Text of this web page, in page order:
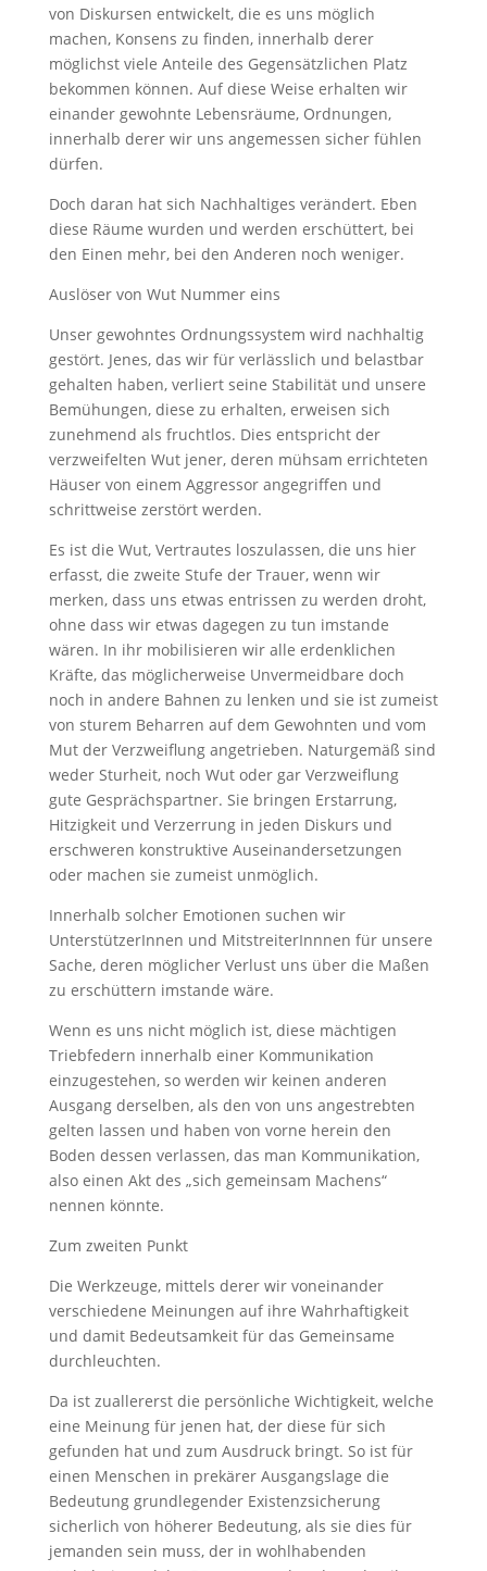
von Diskursen entwickelt, die es uns möglich
machen, Konsens zu finden, innerhalb derer
möglichst viele Anteile des Gegensätzlichen Platz
bekommen können. Auf diese Weise erhalten wir
einander gewohnte Lebensräume, Ordnungen,
innerhalb derer wir uns angemessen sicher fühlen
dürfen.
Doch daran hat sich Nachhaltiges verändert. Eben
diese Räume wurden und werden erschüttert, bei
den Einen mehr, bei den Anderen noch weniger.
Auslöser von Wut Nummer eins
Unser gewohntes Ordnungssystem wird nachhaltig
gestört. Jenes, das wir für verlässlich und belastbar
gehalten haben, verliert seine Stabilität und unsere
Bemühungen, diese zu erhalten, erweisen sich
zunehmend als fruchtlos. Dies entspricht der
verzweifelten Wut jener, deren mühsam errichteten
Häuser von einem Aggressor angegriffen und
schrittweise zerstört werden.
Es ist die Wut, Vertrautes loszulassen, die uns hier
erfasst, die zweite Stufe der Trauer, wenn wir
merken, dass uns etwas entrissen zu werden droht,
ohne dass wir etwas dagegen zu tun imstande
wären. In ihr mobilisieren wir alle erdenklichen
Kräfte, das möglicherweise Unvermeidbare doch
noch in andere Bahnen zu lenken und sie ist zumeist
von sturem Beharren auf dem Gewohnten und vom
Mut der Verzweiflung angetrieben. Naturgemäß sind
weder Sturheit, noch Wut oder gar Verzweiflung
gute Gesprächspartner. Sie bringen Erstarrung,
Hitzigkeit und Verzerrung in jeden Diskurs und
erschweren konstruktive Auseinandersetzungen
oder machen sie zumeist unmöglich.
Innerhalb solcher Emotionen suchen wir
UnterstützerInnen und MitstreiterInnnen für unsere
Sache, deren möglicher Verlust uns über die Maßen
zu erschüttern imstande wäre.
Wenn es uns nicht möglich ist, diese mächtigen
Triebfedern innerhalb einer Kommunikation
einzugestehen, so werden wir keinen anderen
Ausgang derselben, als den von uns angestrebten
gelten lassen und haben von vorne herein den
Boden dessen verlassen, das man Kommunikation,
also einen Akt des „sich gemeinsam Machens“
nennen könnte.
Zum zweiten Punkt
Die Werkzeuge, mittels derer wir voneinander
verschiedene Meinungen auf ihre Wahrhaftigkeit
und damit Bedeutsamkeit für das Gemeinsame
durchleuchten.
Da ist zuallererst die persönliche Wichtigkeit, welche
eine Meinung für jenen hat, der diese für sich
gefunden hat und zum Ausdruck bringt. So ist für
einen Menschen in prekärer Ausgangslage die
Bedeutung grundlegender Existenzsicherung
sicherlich von höherer Bedeutung, als sie dies für
jemanden sein muss, der in wohlhabenden